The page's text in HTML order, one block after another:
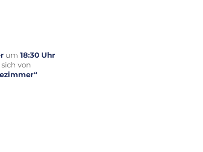
um 18:30 Uhr
von